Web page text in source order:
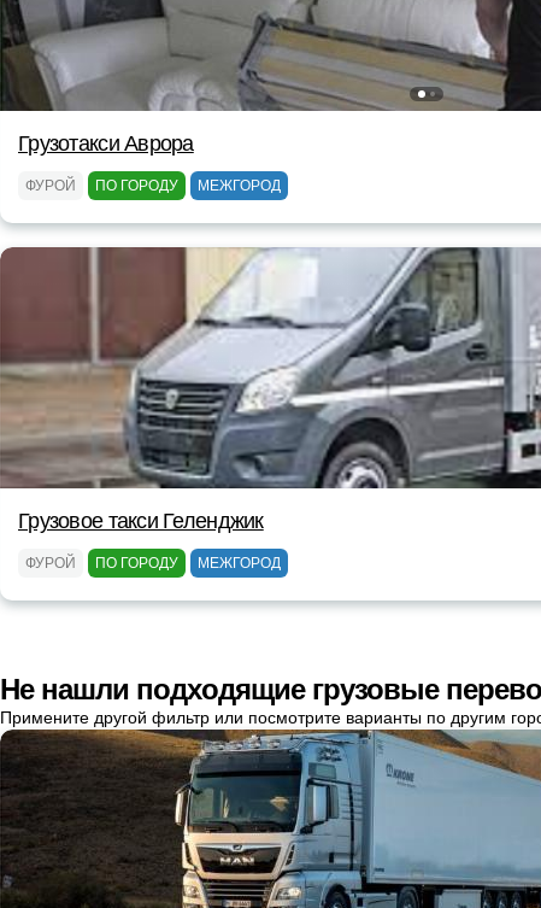
Грузотакси Аврора
ФУРОЙ ПО ГОРОДУ МЕЖГОРОД
Грузовое такси Геленджик
ФУРОЙ ПО ГОРОДУ МЕЖГОРОД
Не нашли подходящие грузовые
Примените другой фильтр или посмотрите варианты по другим